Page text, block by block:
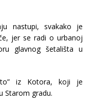
nastupi, svakako je
jer se radi o urbanoj
glavnog šetališta u
iz Kotora, koji je
Starom gradu.